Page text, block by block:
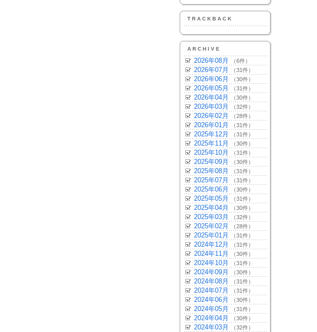
TRACKBACK
ARCHIVE
2026年08月 （6件）
2026年07月 （31件）
2026年06月 （30件）
2026年05月 （31件）
2026年04月 （30件）
2026年03月 （32件）
2026年02月 （28件）
2026年01月 （31件）
2025年12月 （31件）
2025年11月 （30件）
2025年10月 （31件）
2025年09月 （30件）
2025年08月 （31件）
2025年07月 （31件）
2025年06月 （30件）
2025年05月 （31件）
2025年04月 （30件）
2025年03月 （32件）
2025年02月 （28件）
2025年01月 （31件）
2024年12月 （31件）
2024年11月 （30件）
2024年10月 （31件）
2024年09月 （30件）
2024年08月 （31件）
2024年07月 （31件）
2024年06月 （30件）
2024年05月 （31件）
2024年04月 （30件）
2024年03月 （32件）